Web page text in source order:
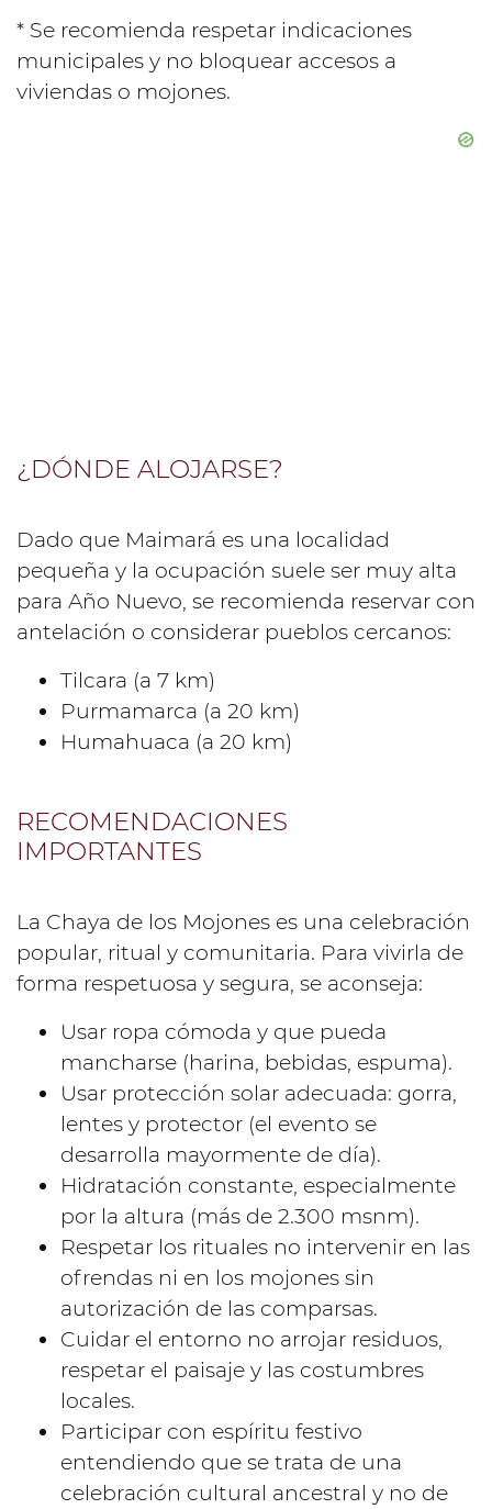
* Se recomienda respetar indicaciones
municipales y no bloquear accesos a
viviendas o mojones.
¿DÓNDE ALOJARSE?
Dado que Maimará es una localidad
pequeña y la ocupación suele ser muy alta
para Año Nuevo, se recomienda reservar con
antelación o considerar pueblos cercanos:
Tilcara (a 7 km)
Purmamarca (a 20 km)
Humahuaca (a 20 km)
RECOMENDACIONES
IMPORTANTES
La Chaya de los Mojones es una celebración
popular, ritual y comunitaria. Para vivirla de
forma respetuosa y segura, se aconseja:
Usar ropa cómoda y que pueda
mancharse (harina, bebidas, espuma).
Usar protección solar adecuada: gorra,
lentes y protector (el evento se
desarrolla mayormente de día).
Hidratación constante, especialmente
por la altura (más de 2.300 msnm).
Respetar los rituales no intervenir en las
ofrendas ni en los mojones sin
autorización de las comparsas.
Cuidar el entorno no arrojar residuos,
respetar el paisaje y las costumbres
locales.
Participar con espíritu festivo
entendiendo que se trata de una
celebración cultural ancestral y no de